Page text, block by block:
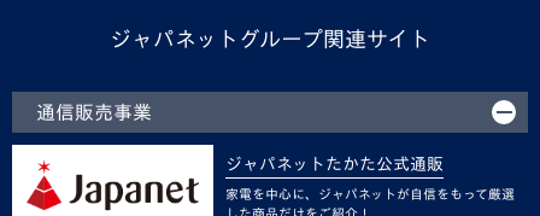
ジャパネットグループ関連サイト
通信販売事業
ジャパネットたかた公式通販
家電を中心に、ジャパネットが自信をもって厳選
した商品だけをご紹介！